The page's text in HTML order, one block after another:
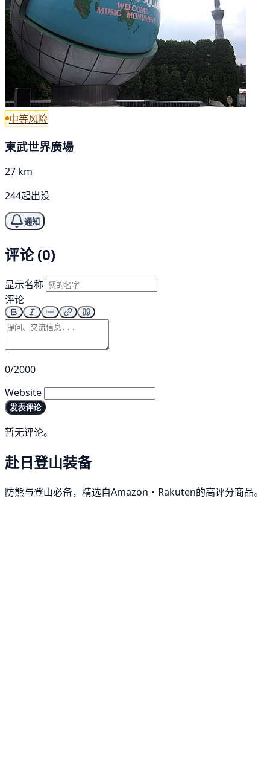
中等风险
東武世界廣場
27 km
244起出没
通知
评论 (0)
显示名称
评论
0/2000
Website
发表评论
暂无评论。
赴日登山装备
防熊与登山必备，精选自Amazon・Rakuten的高评分商品。